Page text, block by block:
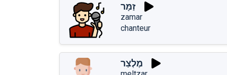
זַמָּר
zamar
chanteur
מֶלְצַר